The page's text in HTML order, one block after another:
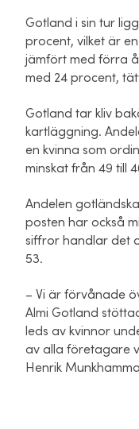
Gotland i sin tur
procent, vilket är
jämfört med förra
med 24 procent,
Gotland tar kliv
kartläggning.
en kvinna som
minskat från 49 till
Andelen
posten har också
siffror handlar det
53.
– Vi är förvånade
Almi Gotland
leds av kvinnor
av alla företagare
Henrik